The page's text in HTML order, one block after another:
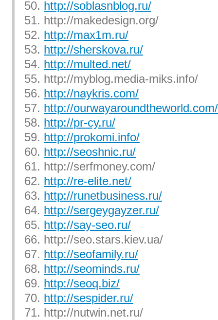
50. http://soblasnblog.ru/
51. http://makedesign.org/
52. http://max1m.ru/
53. http://sherskova.ru/
54. http://multed.net/
55. http://myblog.media-miks.info/
56. http://naykris.com/
57. http://
58. http://pr-cy.ru/
59. http://prokomi.info/
60. http://seoshnic.ru/
61. http://serfmoney.com/
62. http://re-elite.net/
63. http://runetbusiness.ru/
64. http://sergeygayzer.ru/
65. http://say-seo.ru/
66. http://seo.stars.kiev.ua/
67. http://seofamily.ru/
68. http://seominds.ru/
69. http://seoq.biz/
70. http://sespider.ru/
71. http://nutwin.net.ru/